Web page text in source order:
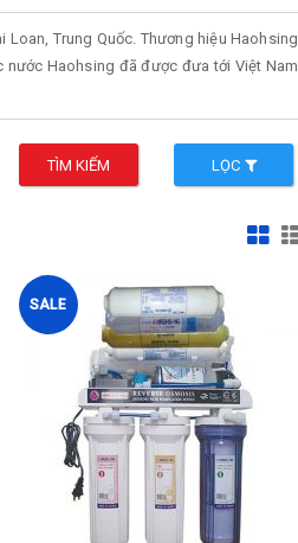
Trung Quốc. Thương hiệu Haohsing
nước Haohsing đã được đưa tới Việt Nam
TÌM KIẾM LỌC
SALE